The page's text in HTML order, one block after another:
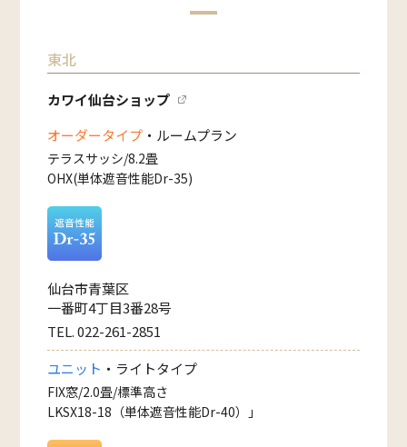
東北
カワイ仙台ショップ
オーダータイプ ・ルームプラン
テラスサッシ/8.2畳
OHX(単体遮音性能Dr-35)
仙台市青葉区
一番町4丁目3番28号
TEL. 022-261-2851
ユニット ・ライトタイプ
FIX窓/2.0畳/標準高さ
LKSX18-18（単体遮音性能Dr-40）」